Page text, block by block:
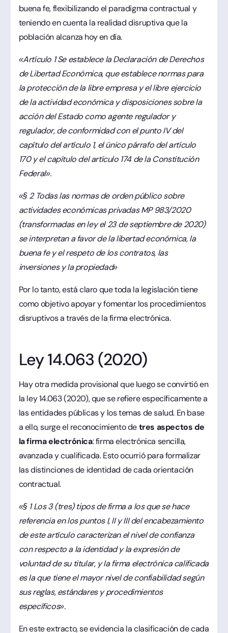
buena fe, flexibilizando el paradigma contractual y
teniendo en cuenta la realidad disruptiva que la
población alcanza hoy en día.
«Artículo 1 Se establece la Declaración de Derechos
de Libertad Económica, que establece normas para
la protección de la libre empresa y el libre ejercicio
de la actividad económica y disposiciones sobre la
acción del Estado como agente regulador y
regulador, de conformidad con el punto IV del
capítulo del artículo 1, el único párrafo del artículo
170 y el capítulo del artículo 174 de la Constitución
Federal».
«§ 2 Todas las normas de orden público sobre
actividades económicas privadas MP 983/2020
(transformadas en ley el 23 de septiembre de 2020)
se interpretan a favor de la libertad económica, la
buena fe y el respeto de los contratos, las
inversiones y la propiedad»
Por lo tanto, está claro que toda la legislación tiene
como objetivo apoyar y fomentar los procedimientos
disruptivos a través de la firma electrónica.
Ley 14.063 (2020)
Hay otra medida provisional que luego se convirtió en
la ley 14.063 (2020), que se refiere específicamente a
las entidades públicas y los temas de salud. En base
a ello, surge el reconocimiento detres aspectos de
la firma electrónica: firma electrónica sencilla,
avanzada y cualificada. Esto ocurrió para formalizar
las distinciones de identidad de cada orientación
contractual.
«§ 1 Los 3 (tres) tipos de firma a los que se hace
referencia en los puntos I, II y III del encabezamiento
de este artículo caracterizan el nivel de confianza
con respecto a la identidad y la expresión de
voluntad de su titular, y la firma electrónica calificada
es la que tiene el mayor nivel de confiabilidad según
sus reglas, estándares y procedimientos
específicos».
En este extracto, se evidencia la clasificación de cada